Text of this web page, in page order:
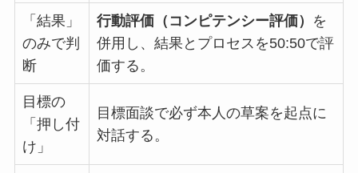
「結果」
のみで判
断
行動評価（コンピテンシー評価）
を
併用し、結果とプロセスを50:50で評
価する。
目標の
「押し付
け」
目標面談で必ず本人の草案を起点に
対話する。